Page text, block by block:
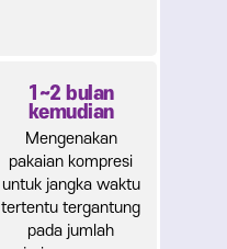
1~2 bulan
kemudian
Mengenakan
pakaian kompresi
untuk jangka waktu
tertentu tergantung
pada jumlah